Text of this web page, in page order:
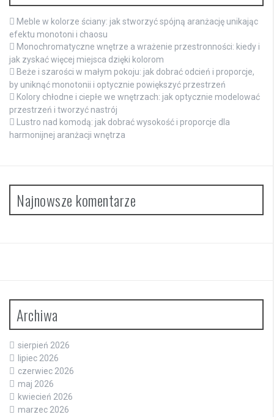
Meble w kolorze ściany: jak stworzyć spójną aranżację unikając
efektu monotoni i chaosu
Monochromatyczne wnętrze a wrażenie przestronności: kiedy i
jak zyskać więcej miejsca dzięki kolorom
Beże i szarości w małym pokoju: jak dobrać odcień i proporcje,
by uniknąć monotonii i optycznie powiększyć przestrzeń
Kolory chłodne i ciepłe we wnętrzach: jak optycznie modelować
przestrzeń i tworzyć nastrój
Lustro nad komodą: jak dobrać wysokość i proporcje dla
harmonijnej aranżacji wnętrza
Najnowsze komentarze
Archiwa
sierpień 2026
lipiec 2026
czerwiec 2026
maj 2026
kwiecień 2026
marzec 2026